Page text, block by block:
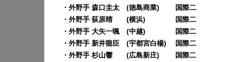
・外野手 森口圭太 (徳島商業) 国際二
・外野手 荻原晴 (横浜) 国際二
・外野手 大矢一颯 (中越) 国際二
・外野手 新井龍臣 (宇都宮白楊) 国際二
・外野手 杉山響 (広島新庄) 国際二